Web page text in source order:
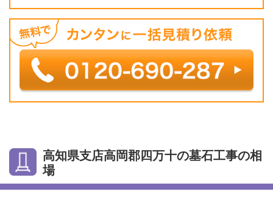
高知県支店高岡郡四万十の墓石工事の相
場